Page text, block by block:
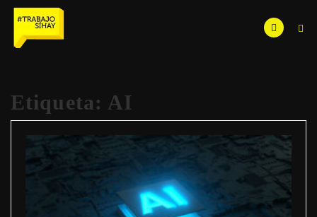
Etiqueta: AI